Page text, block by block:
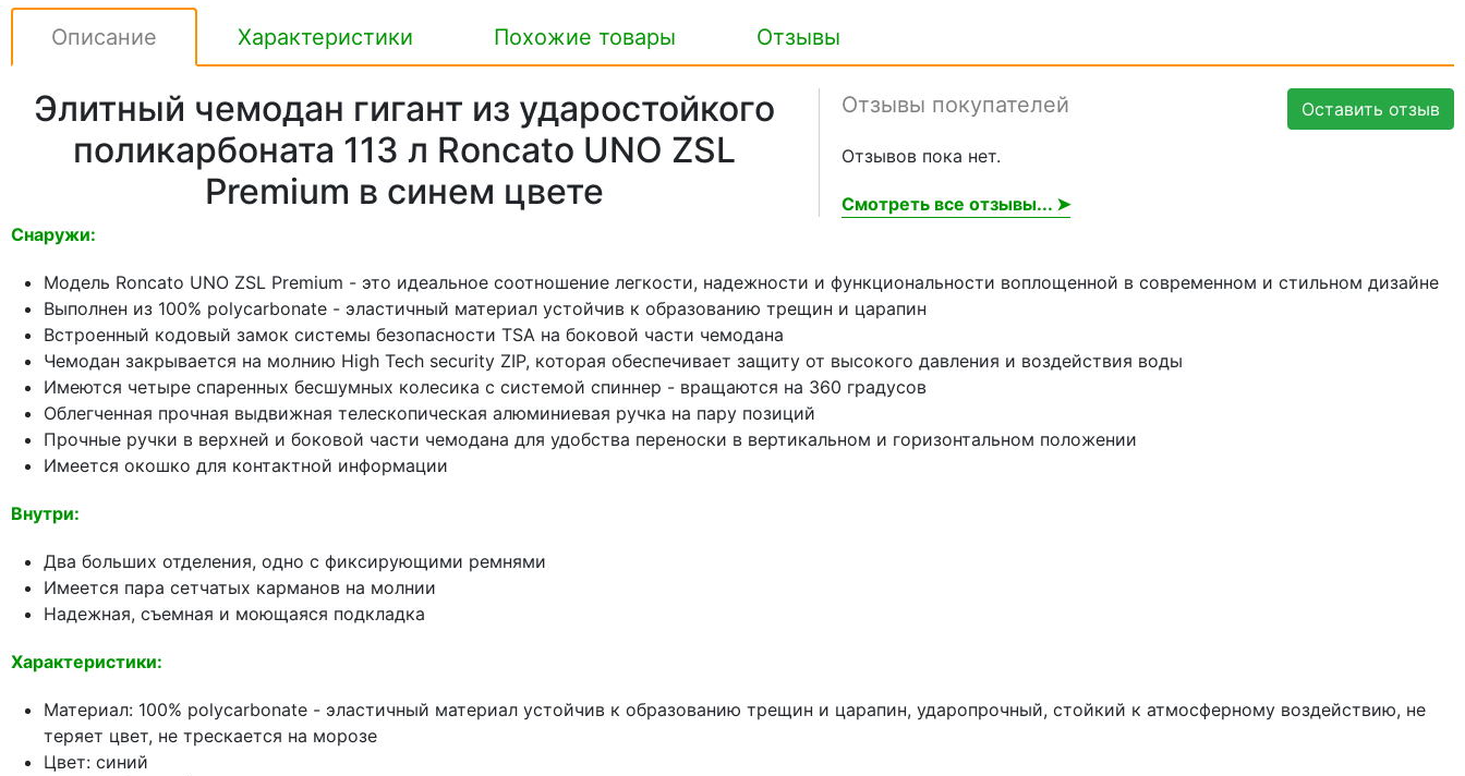
Описание Характеристики Похожие товары Отзывы
Оставить отзыв
Отзывы покупателей
Отзывов пока нет.
Смотреть все отзывы... ➤
Элитный чемодан гигант из ударостойкого
поликарбоната 113 л Roncato UNO ZSL
Premium в синем цвете
Снаружи:
Модель Roncato UNO ZSL Premium - это идеальное соотношение легкости, надежности и функциональности воплощенной в современном и стильном дизайне
Выполнен из 100% polycarbonate - эластичный материал устойчив к образованию трещин и царапин
Встроенный кодовый замок системы безопасности TSA на боковой части чемодана
Чемодан закрывается на молнию High Tech security ZIP, которая обеспечивает защиту от высокого давления и воздействия воды
Имеются четыре спаренных бесшумных колесика с системой спиннер - вращаются на 360 градусов
Облегченная прочная выдвижная телескопическая алюминиевая ручка на пару позиций
Прочные ручки в верхней и боковой части чемодана для удобства переноски в вертикальном и горизонтальном положении
Имеется окошко для контактной информации
Внутри:
Два больших отделения, одно с фиксирующими ремнями
Имеется пара сетчатых карманов на молнии
Надежная, съемная и моющаяся подкладка
Характеристики:
Материал: 100% polycarbonate - эластичный материал устойчив к образованию трещин и царапин, ударопрочный, стойкий к атмосферному воздействию, не
теряет цвет, не трескается на морозе
Цвет: синий